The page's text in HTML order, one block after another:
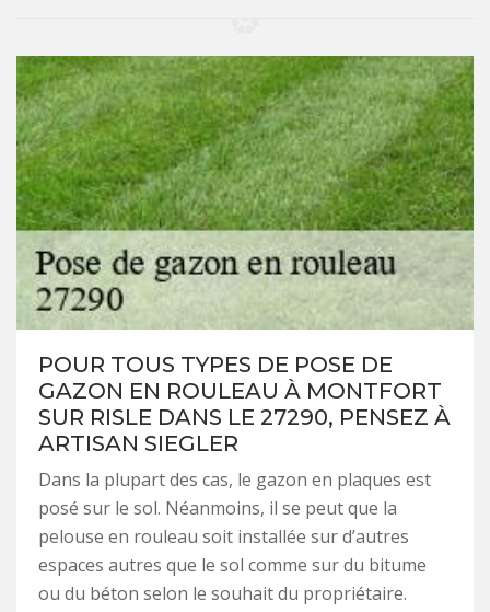
POUR TOUS TYPES DE POSE DE
GAZON EN ROULEAU À MONTFORT
SUR RISLE DANS LE 27290, PENSEZ À
ARTISAN SIEGLER
Dans la plupart des cas, le gazon en plaques est
posé sur le sol. Néanmoins, il se peut que la
pelouse en rouleau soit installée sur d’autres
espaces autres que le sol comme sur du bitume
ou du béton selon le souhait du propriétaire.